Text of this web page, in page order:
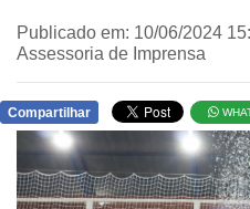
Publicado em: 10/06/2024
Assessoria de Imprensa
Compartilhar